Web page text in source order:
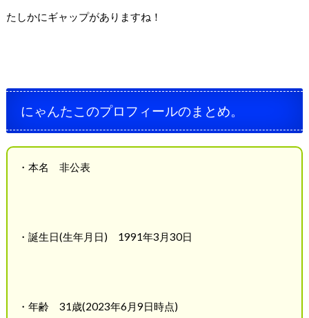
たしかにギャップがありますね！
にゃんたこのプロフィールのまとめ。
・本名 非公表
・誕生日(生年月日) 1991年3月30日
・年齢 31歳(2023年6月9日時点)